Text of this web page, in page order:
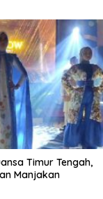
Timur Tengah,
Manjakan